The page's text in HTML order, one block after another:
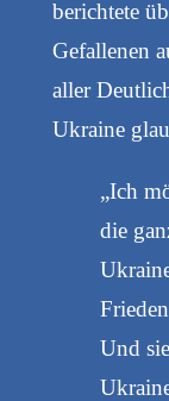
berichtete
Gefallenen
aller
Ukraine
„Ich
die
Und